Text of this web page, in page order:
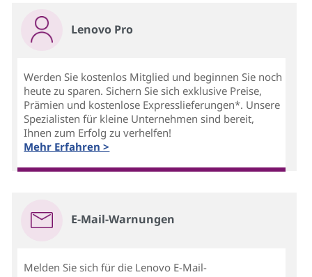
Lenovo Pro
Werden Sie kostenlos Mitglied und beginnen Sie noch
heute zu sparen. Sichern Sie sich exklusive Preise,
Prämien und kostenlose Expresslieferungen*. Unsere
Spezialisten für kleine Unternehmen sind bereit,
Ihnen zum Erfolg zu verhelfen!
Mehr Erfahren >
E-Mail-Warnungen
Melden Sie sich für die Lenovo E-Mail-